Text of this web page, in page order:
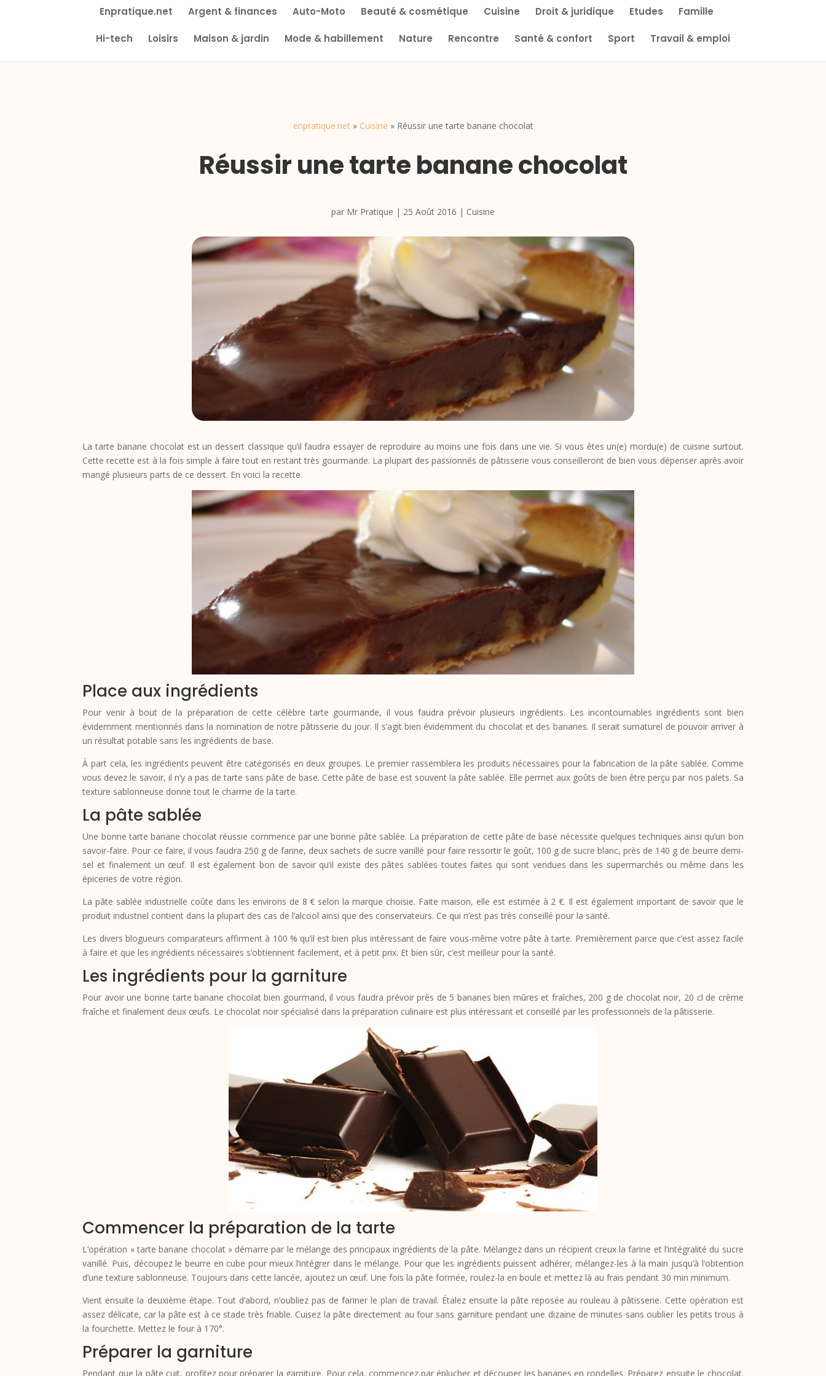
Enpratique.net Argent & finances Auto-Moto Beauté & cosmétique Cuisine Droit & juridique Etudes Famille
Hi-tech Loisirs Maison & jardin Mode & habillement Nature Rencontre Santé & confort Sport Travail & emploi
enpratique.net» Cuisine » Réussir une tarte banane chocolat
Réussir une tarte banane chocolat
par Mr Pratique | 25 Août 2016 | Cuisine
La tarte banane chocolat est un dessert classique qu’il faudra essayer de reproduire au moins une fois dans une vie. Si vous êtes un(e) mordu(e) de cuisine surtout.
Cette recette est à la fois simple à faire tout en restant très gourmande. La plupart des passionnés de pâtisserie vous conseilleront de bien vous dépenser après avoir
mangé plusieurs parts de ce dessert. En voici la recette.
Place aux ingrédients
Pour venir à bout de la préparation de cette célèbre tarte gourmande, il vous faudra prévoir plusieurs ingrédients. Les incontournables ingrédients sont bien
évidemment mentionnés dans la nomination de notre pâtisserie du jour. Il s’agit bien évidemment du chocolat et des bananes. Il serait surnaturel de pouvoir arriver à
un résultat potable sans les ingrédients de base.
À part cela, les ingrédients peuvent être catégorisés en deux groupes. Le premier rassemblera les produits nécessaires pour la fabrication de la pâte sablée. Comme
vous devez le savoir, il n’y a pas de tarte sans pâte de base. Cette pâte de base est souvent la pâte sablée. Elle permet aux goûts de bien être perçu par nos palets. Sa
texture sablonneuse donne tout le charme de la tarte.
La pâte sablée
Une bonne tarte banane chocolat réussie commence par une bonne pâte sablée. La préparation de cette pâte de base nécessite quelques techniques ainsi qu’un bon
savoir-faire. Pour ce faire, il vous faudra 250 g de farine, deux sachets de sucre vanillé pour faire ressortir le goût, 100 g de sucre blanc, près de 140 g de beurre demi-
sel et finalement un œuf. Il est également bon de savoir qu’il existe des pâtes sablées toutes faites qui sont vendues dans les supermarchés ou même dans les
épiceries de votre région.
La pâte sablée industrielle coûte dans les environs de 8 € selon la marque choisie. Faite maison, elle est estimée à 2 €. Il est également important de savoir que le
produit industriel contient dans la plupart des cas de l’alcool ainsi que des conservateurs. Ce qui n’est pas très conseillé pour la santé.
Les divers blogueurs comparateurs affirment à 100 % qu’il est bien plus intéressant de faire vous-même votre pâte à tarte. Premièrement parce que c’est assez facile
à faire et que les ingrédients nécessaires s’obtiennent facilement, et à petit prix. Et bien sûr, c’est meilleur pour la santé.
Les ingrédients pour la garniture
Pour avoir une bonne tarte banane chocolat bien gourmand, il vous faudra prévoir près de 5 bananes bien mûres et fraîches, 200 g de chocolat noir, 20 cl de crème
fraîche et finalement deux œufs. Le chocolat noir spécialisé dans la préparation culinaire est plus intéressant et conseillé par les professionnels de la pâtisserie.
Commencer la préparation de la tarte
L’opération « tarte banane chocolat » démarre par le mélange des principaux ingrédients de la pâte. Mélangez dans un récipient creux la farine et l’intégralité du sucre
vanillé. Puis, découpez le beurre en cube pour mieux l’intégrer dans le mélange. Pour que les ingrédients puissent adhérer, mélangez-les à la main jusqu’à l’obtention
d’une texture sablonneuse. Toujours dans cette lancée, ajoutez un œuf. Une fois la pâte formée, roulez-la en boule et mettez là au frais pendant 30 min minimum.
Vient ensuite la deuxième étape. Tout d’abord, n’oubliez pas de fariner le plan de travail. Étalez ensuite la pâte reposée au rouleau à pâtisserie. Cette opération est
assez délicate, car la pâte est à ce stade très friable. Cuisez la pâte directement au four sans garniture pendant une dizaine de minutes sans oublier les petits trous à
la fourchette. Mettez le four à 170°.
Préparer la garniture
Pendant que la pâte cuit, profitez pour préparer la garniture. Pour cela, commencez par éplucher et découper les bananes en rondelles. Préparez ensuite le chocolat.